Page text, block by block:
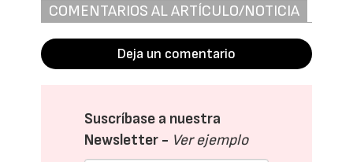
COMENTARIOS AL ARTÍCULO/NOTICIA
Deja un comentario
Suscríbase a nuestra
Newsletter - Ver ejemplo